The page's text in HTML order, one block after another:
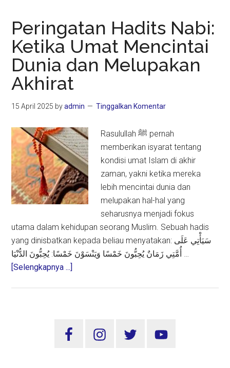
Peringatan Hadits Nabi:
Ketika Umat Mencintai
Dunia dan Melupakan
Akhirat
15 April 2025 byadmin Tinggalkan Komentar
Rasulullah ﷺ pernah
memberikan isyarat tentang
kondisi umat Islam di akhir
zaman, yakni ketika mereka
lebih mencintai dunia dan
melupakan hal-hal yang
seharusnya menjadi fokus
utama dalam kehidupan seorang Muslim. Sebuah hadis
yang dinisbatkan kepada beliau menyatakan: سَيَأْتِي عَلَى
أُمَّتِي زَمَانٌ يُحِبُّونَ خَمْسًا وَيَنْسَوْنَ خَمْسًا: يُحِبُّونَ الدُّنْيَا …
[Selengkapnya ...]
Umat
Sidebar